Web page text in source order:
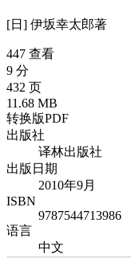
[日] 伊坂幸太郎著
447 查看
9 分
432 页
11.68 MB
转换版PDF
出版社
译林出版社
出版日期
2010年9月
ISBN
9787544713986
语言
中文